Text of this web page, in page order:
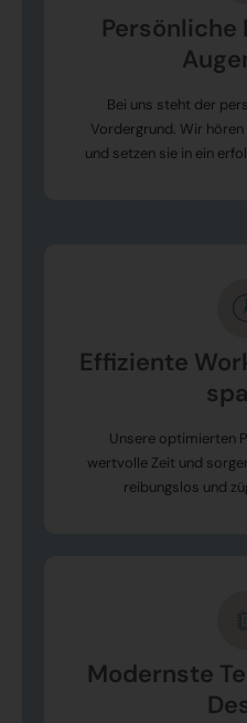
Persönliche
Bei uns steht der
Vordergrund. Wir
und setzen sie in ein
Effiziente
Unsere optimierten
wertvolle Zeit und
reibungslos und
Modernste